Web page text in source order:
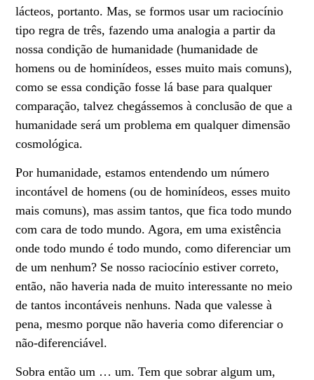
lácteos, portanto. Mas, se formos usar um raciocínio
tipo regra de três, fazendo uma analogia a partir da
nossa condição de humanidade (humanidade de
homens ou de hominídeos, esses muito mais comuns),
como se essa condição fosse lá base para qualquer
comparação, talvez chegássemos à conclusão de que a
humanidade será um problema em qualquer dimensão
cosmológica.
Por humanidade, estamos entendendo um número
incontável de homens (ou de hominídeos, esses muito
mais comuns), mas assim tantos, que fica todo mundo
com cara de todo mundo. Agora, em uma existência
onde todo mundo é todo mundo, como diferenciar um
de um nenhum? Se nosso raciocínio estiver correto,
então, não haveria nada de muito interessante no meio
de tantos incontáveis nenhuns. Nada que valesse à
pena, mesmo porque não haveria como diferenciar o
não-diferenciável.
Sobra então um … um. Tem que sobrar algum um,